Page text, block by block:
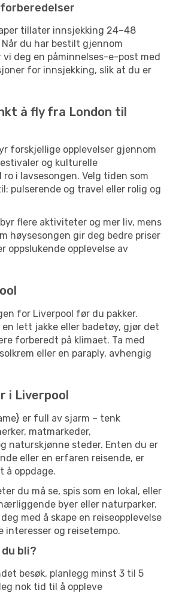
tillater innsjekking 24–48
du har bestilt gjennom
vi deg en påminnelses-e-post med
for innsjekking, slik at du er
å fly fra London til
forskjellige opplevelser gjennom
og kulturelle
i lavsesongen. Velg tiden som
pulserende og travel eller rolig og
flere aktiviteter og mer liv, mens
høysesongen gir deg bedre priser
oppslukende opplevelse av
for Liverpool før du pakker.
lett jakke eller badetøy, gjør det
forberedt på klimaet. Ta med
eller en paraply, avhengig
i Liverpool
er full av sjarm – tenk
matmarkeder,
naturskjønne steder. Enten du er
eller en erfaren reisende, er
å oppdage.
du må se, spis som en lokal, eller
byer eller naturparker.
med å skape en reiseopplevelse
interesser og reisetempo.
bli?
besøk, planlegg minst 3 til 5
nok tid til å oppleve